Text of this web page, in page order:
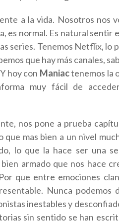
a la vida. Nosotros nos
es normal. Es natural sentir
series. Tenemos Netflix, lo
que hay más canales,
hoy con Maniactenemos la
muy fácil de
nos pone a prueba
que mas bien a un nivel
lo que la hace ser una
armado que nos hace
que entre emociones
Nunca podemos
inestables y
sin sentido se han